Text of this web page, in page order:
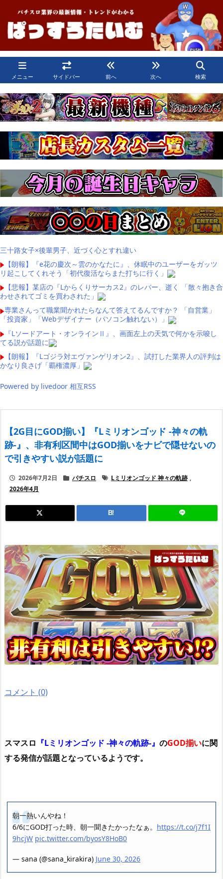
メニュー サイドバー 前へ 次へ 検索
三十路女子×後輩男子、近づく心とすれ違い
【朗報】『e花の慶次～雲のかなたに』、休眠中のユーザーをガッツ
リ起こしてくれそう「初代復活ならまた打ちに行く」
【悲報】某店の『Lからくりサーカス2』のレバー、逝く 「散々抱き合
わせされてゴミを買わされた」
専業さんって職業聞かれたらなんて答えてるんですか？ 「自営業」
「投資家」「Webデザイナー（パソコン触れない）」
『Lソードアート・オンラインⅡ』、画面左上の天気で何かを示唆し
てる説が話題に
【朗報】『Lゴジラ対エヴァンゲリオン2』、試打した業界人の評判は
かなり良さげ「覇権濃厚」
Powered by livedoor 相互RSS
【2G目にGOD揃い】『Lミリオンゴッド -神々の軌
跡-』、非有利区間中はGOD揃いをナビで隠せないの
で引きやすい説が話題に
2026年7月2日 パチスロ Lミリオンゴッド 神々の軌跡 ,
2026年4月
B!
コメント (0)
スマスロ 『Lミリオンゴッド -神々の軌跡-』 のGOD揃いに関
する発信が話題となっているようです。
朝一熱いんやね！
6/6にGOD打った時、朝一聞きたかったなぁ。 https://t.co/j7f1I
9hcjW pic.twitter.com/byosY8HoB0
— sana (@sana_kirakira) June 30, 2026